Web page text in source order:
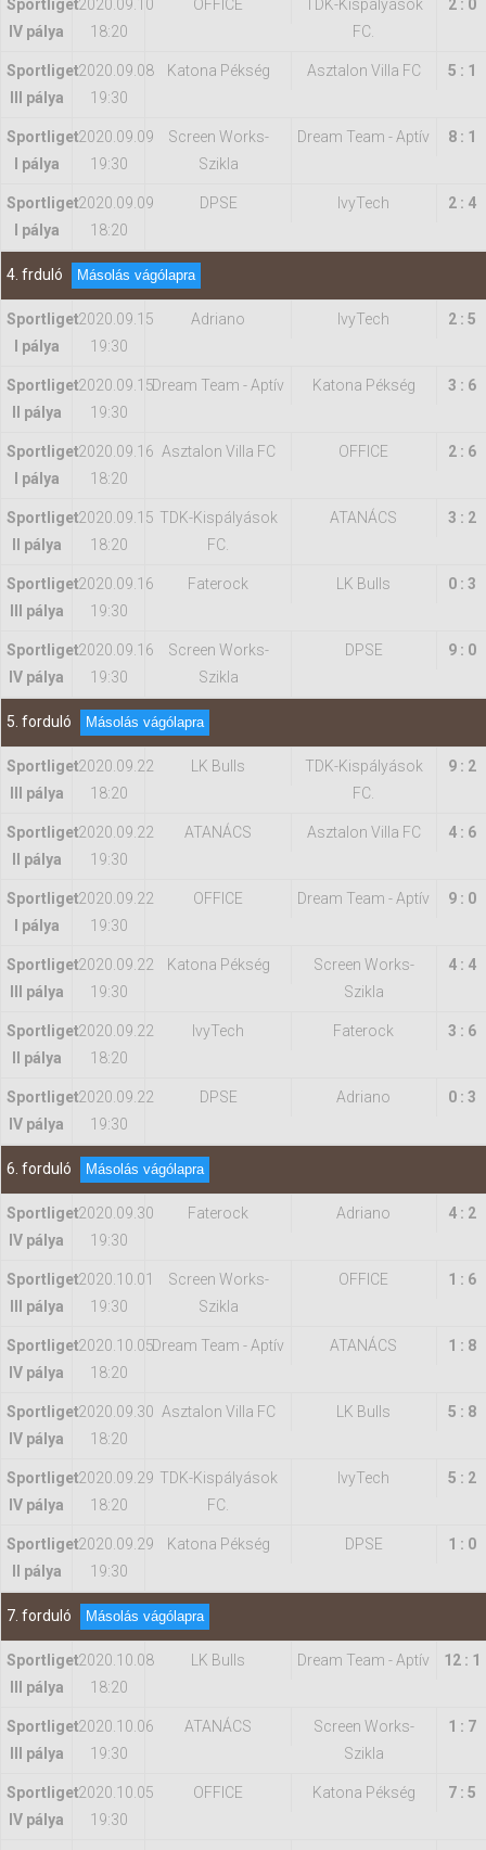
Sportliget
IV pálya
2020.09.10
18:20
OFFICE
TDK-Kispályások
FC.
2 : 0
Sportliget
III pálya
2020.09.08
19:30
Katona Pékség Asztalon Villa FC 5 : 1
Sportliget
I pálya
2020.09.09
19:30
Screen Works-
Szikla
Dream Team - Aptív 8 : 1
Sportliget
I pálya
2020.09.09
18:20
DPSE IvyTech 2 : 4
4. frduló Másolás vágólapra
Sportliget
I pálya
2020.09.15
19:30
Adriano IvyTech 2 : 5
Sportliget
II pálya
2020.09.15
19:30
Dream Team - Aptív Katona Pékség 3 : 6
Sportliget
I pálya
2020.09.16
18:20
Asztalon Villa FC OFFICE 2 : 6
Sportliget
II pálya
2020.09.15
18:20
TDK-Kispályások
FC.
ATANÁCS 3 : 2
Sportliget
III pálya
2020.09.16
19:30
Faterock LK Bulls 0 : 3
Sportliget
IV pálya
2020.09.16
19:30
Screen Works-
Szikla
DPSE 9 : 0
5. forduló Másolás vágólapra
Sportliget
III pálya
2020.09.22
18:20
LK Bulls
TDK-Kispályások
FC.
9 : 2
Sportliget
II pálya
2020.09.22
19:30
ATANÁCS Asztalon Villa FC 4 : 6
Sportliget
I pálya
2020.09.22
19:30
OFFICE Dream Team - Aptív 9 : 0
Sportliget
III pálya
2020.09.22
19:30
Katona Pékség
Screen Works-
Szikla
4 : 4
Sportliget
II pálya
2020.09.22
18:20
IvyTech Faterock 3 : 6
Sportliget
IV pálya
2020.09.22
19:30
DPSE Adriano 0 : 3
6. forduló Másolás vágólapra
Sportliget
IV pálya
2020.09.30
19:30
Faterock Adriano 4 : 2
Sportliget
III pálya
2020.10.01
19:30
Screen Works-
Szikla
OFFICE 1 : 6
Sportliget
IV pálya
2020.10.05
18:20
Dream Team - Aptív ATANÁCS 1 : 8
Sportliget
IV pálya
2020.09.30
18:20
Asztalon Villa FC LK Bulls 5 : 8
Sportliget
IV pálya
2020.09.29
18:20
TDK-Kispályások
FC.
IvyTech 5 : 2
Sportliget
II pálya
2020.09.29
19:30
Katona Pékség DPSE 1 : 0
7. forduló Másolás vágólapra
Sportliget
III pálya
2020.10.08
18:20
LK Bulls Dream Team - Aptív 12 : 1
Sportliget
III pálya
2020.10.06
19:30
ATANÁCS
Screen Works-
Szikla
1 : 7
Sportliget
IV pálya
2020.10.05
19:30
OFFICE Katona Pékség 7 : 5